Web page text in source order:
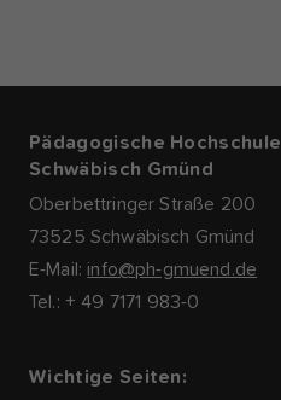
Pädagogische Hochschule
Schwäbisch Gmünd
Oberbettringer Straße 200
73525 Schwäbisch Gmünd
E-Mail: info@ph-gmuend.de
Tel.: + 49 7171 983-0
Wichtige Seiten: